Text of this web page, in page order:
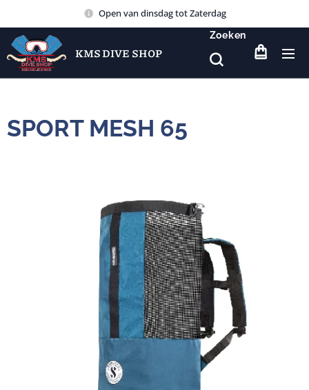
Open van dinsdag tot Zaterdag
KMS DIVE SHOP
Zoeken
SPORT MESH 65